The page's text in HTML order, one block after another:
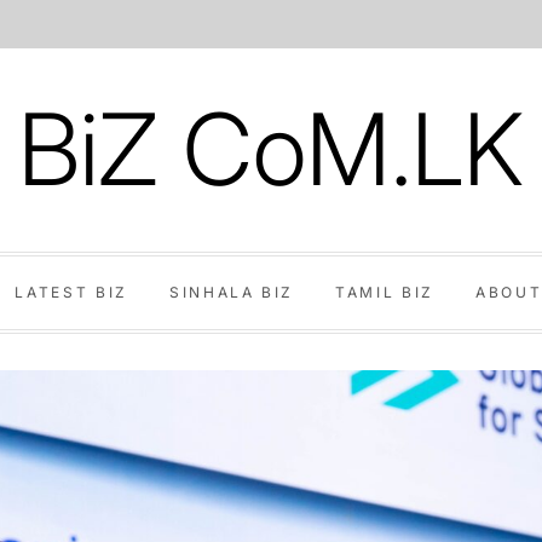
BiZ CoM.LK
LATEST BIZ SINHALA BIZ TAMIL BIZ